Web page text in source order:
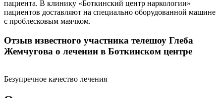
пациента. В клинику «Боткинский центр наркологии»
пациентов доставляют на специально оборудованной машине
с проблесковым маячком.
Отзыв известного участника телешоу Глеба
Жемчугова о лечении в Боткинском центре
Безупречное качество лечения